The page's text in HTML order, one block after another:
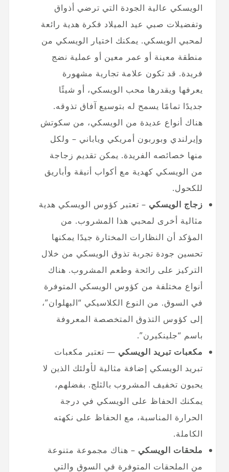
الويسكي عالية الجودة التي ترضي أذواق
وتفضيلات صبي عيد الميلاد فكرة هدية رائعة
لمحبي الويسكي. يمكنك اختيار الويسكي من
منطقة معينة أو عمر معين أو عملية نضج
فريدة. قد تكون علامة تجارية مشهورة
يعرفها ويقدرها محب الويسكي، أو شيئًا
جديدًا تمامًا يسمح له بتوسيع آفاق تذوقه.
هناك أنواع عديدة من الويسكي، من سكوتش
وإيرلندي وبوربون أمريكي وياباني – ولكل
منها خصائصه الفريدة. يمكن تقديم زجاجة
من الويسكي كهدية مع أكواب أنيقة وأباريق
للكحول.
زجاج الويسكي – تعتبر كؤوس الويسكي هدية
مثالية أخرى لمحبي هذا المشروب. من
المؤكد أن النظارات المختارة جيدًا يمكنها
تحسين جودة تجربة تذوق الويسكي من خلال
التركيز على رائحة وطعم المشروب. هناك
أنواع مختلفة من كؤوس الويسكي المتوفرة
في السوق. من النوع الكلاسيكي “البهلوان”،
إلى كؤوس التذوق المتخصصة المعروفة
باسم “جلينكيرن”.
مكعبات تبريد الويسكي — تعتبر مكعبات
تبريد الويسكي إضافة مثالية لأولئك الذين لا
يحبون تخفيف المشروب بالثلج. بفضلهم،
يمكنك الحفاظ على الويسكي في درجة
الحرارة المناسبة، مع الحفاظ على نكهته
الكاملة.
ملحقات الويسكي – هناك مجموعة متنوعة
من الملحقات المتوفرة في السوق والتي